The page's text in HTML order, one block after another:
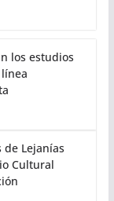
los estudios
Lejanías
Cultural